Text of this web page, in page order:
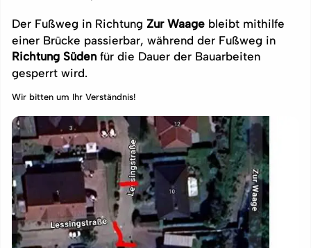
Der Fußweg in Richtung Zur Waage bleibt mithilfe
einer Brücke passierbar, während der Fußweg in
Richtung Süden für die Dauer der Bauarbeiten
gesperrt wird.
Wir bitten um Ihr Verständnis!